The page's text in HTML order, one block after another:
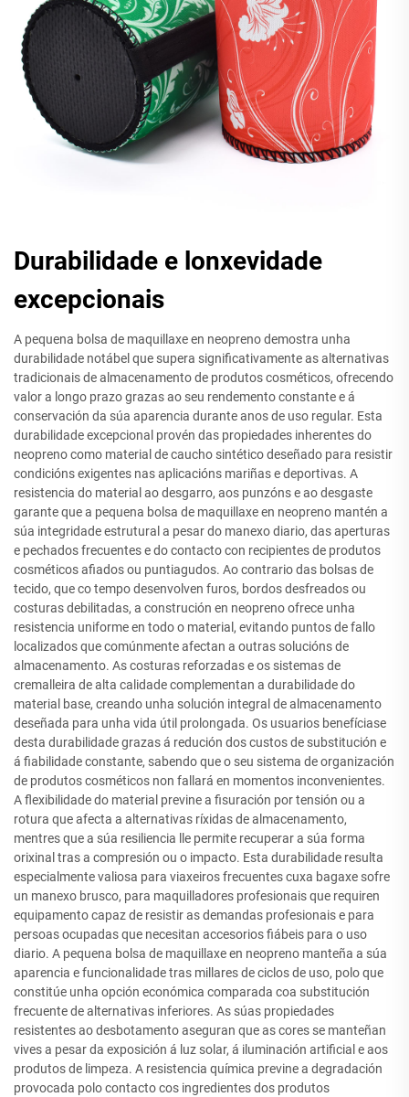
Durabilidade e lonxevidade
excepcionais
A pequena bolsa de maquillaxe en neopreno demostra unha
durabilidade notábel que supera significativamente as alternativas
tradicionais de almacenamento de produtos cosméticos, ofrecendo
valor a longo prazo grazas ao seu rendemento constante e á
conservación da súa aparencia durante anos de uso regular. Esta
durabilidade excepcional provén das propiedades inherentes do
neopreno como material de caucho sintético deseñado para resistir
condicións exigentes nas aplicacións mariñas e deportivas. A
resistencia do material ao desgarro, aos punzóns e ao desgaste
garante que a pequena bolsa de maquillaxe en neopreno mantén a
súa integridade estrutural a pesar do manexo diario, das aperturas
e pechados frecuentes e do contacto con recipientes de produtos
cosméticos afiados ou puntiagudos. Ao contrario das bolsas de
tecido, que co tempo desenvolven furos, bordos desfreados ou
costuras debilitadas, a construción en neopreno ofrece unha
resistencia uniforme en todo o material, evitando puntos de fallo
localizados que comúnmente afectan a outras solucións de
almacenamento. As costuras reforzadas e os sistemas de
cremalleira de alta calidade complementan a durabilidade do
material base, creando unha solución integral de almacenamento
deseñada para unha vida útil prolongada. Os usuarios benefíciase
desta durabilidade grazas á redución dos custos de substitución e
á fiabilidade constante, sabendo que o seu sistema de organización
de produtos cosméticos non fallará en momentos inconvenientes.
A flexibilidade do material previne a fisuración por tensión ou a
rotura que afecta a alternativas ríxidas de almacenamento,
mentres que a súa resiliencia lle permite recuperar a súa forma
orixinal tras a compresión ou o impacto. Esta durabilidade resulta
especialmente valiosa para viaxeiros frecuentes cuxa bagaxe sofre
un manexo brusco, para maquilladores profesionais que requiren
equipamento capaz de resistir as demandas profesionais e para
persoas ocupadas que necesitan accesorios fiábeis para o uso
diario. A pequena bolsa de maquillaxe en neopreno manteña a súa
aparencia e funcionalidade tras millares de ciclos de uso, polo que
constitúe unha opción económica comparada coa substitución
frecuente de alternativas inferiores. As súas propiedades
resistentes ao desbotamento aseguran que as cores se manteñan
vives a pesar da exposición á luz solar, á iluminación artificial e aos
produtos de limpeza. A resistencia química previne a degradación
provocada polo contacto cos ingredientes dos produtos